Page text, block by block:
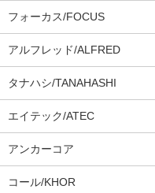
フォーカス/FOCUS
アルフレッド/ALFRED
タナハシ/TANAHASHI
エイテック/ATEC
アンカーコア
コール/KHOR